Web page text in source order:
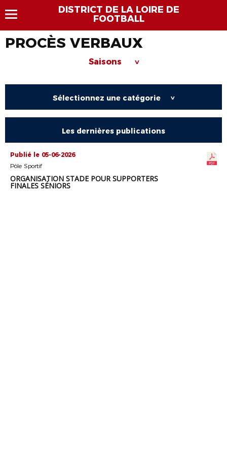
DISTRICT DE LA LOIRE DE
FOOTBALL
PROCÈS VERBAUX
Saisons >
Sélectionnez une catégorie >
Les dernières publications
Publié le 05-06-2026
Pôle Sportif
ORGANISATION STADE POUR SUPPORTERS
FINALES SÉNIORS